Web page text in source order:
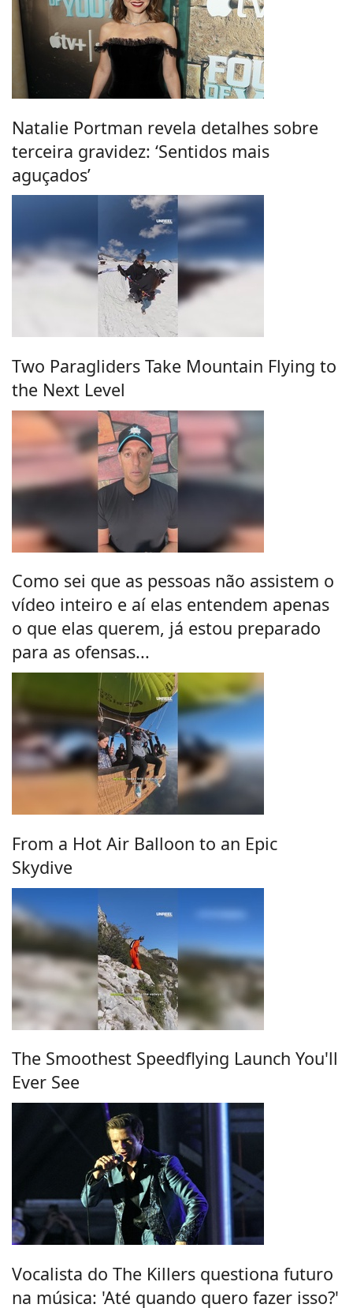
Natalie Portman revela detalhes sobre
terceira gravidez: ‘Sentidos mais
aguçados’
Two Paragliders Take Mountain Flying to
the Next Level
Como sei que as pessoas não assistem o
vídeo inteiro e aí elas entendem apenas
o que elas querem, já estou preparado
para as ofensas...
From a Hot Air Balloon to an Epic
Skydive
The Smoothest Speedflying Launch You'll
Ever See
Vocalista do The Killers questiona futuro
na música: 'Até quando quero fazer isso?'